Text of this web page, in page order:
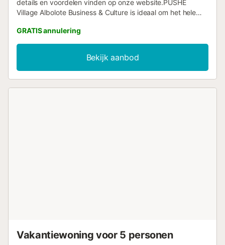
details en voordelen vinden op onze website.PUSHE
Village Albolote Business & Culture is ideaal om het hele
een paar dagen van ontkoppeling of het profiteren van de
voordelen van telewerken.Het huis, heeft een groot terras;
biedt alle noodzakelijke elementen voor een comfortabel
verblijf, zoals, een zorgvuldige en moderne inrichting.
Onze gasten kunnen genieten van alle diensten die nodig
GRATIS annulering
Bekijk aanbod
Vakantiewoning voor 5 personen